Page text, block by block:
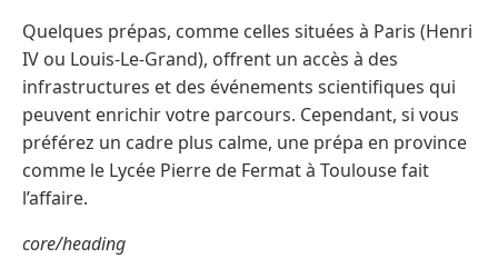
Quelques prépas, comme celles situées à Paris (Henri
IV ou Louis-Le-Grand), offrent un accès à des
infrastructures et des événements scientifiques qui
peuvent enrichir votre parcours. Cependant, si vous
préférez un cadre plus calme, une prépa en province
comme le Lycée Pierre de Fermat à Toulouse fait
l’affaire.
core/heading